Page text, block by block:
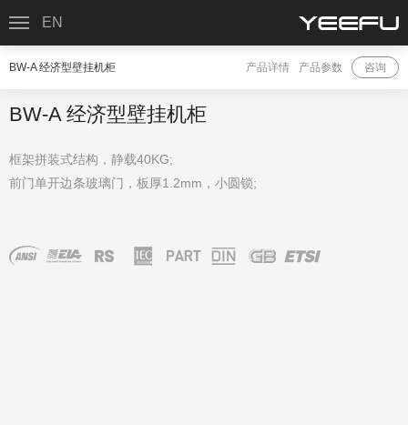
EN
BW-A 经济型壁挂机柜 产品详情 产品参数 咨询
BW-A 经济型壁挂机柜
框架拼装式结构，静载40KG;
前门单开边条玻璃门，板厚1.2mm，小圆锁;